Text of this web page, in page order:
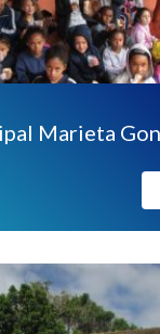
Marieta